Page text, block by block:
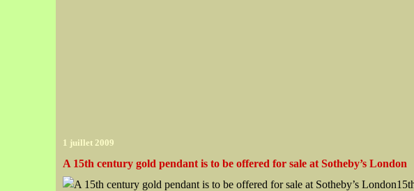
1 juillet 2009
A 15th century gold pendant is to be offered for sale at Sotheby’s London